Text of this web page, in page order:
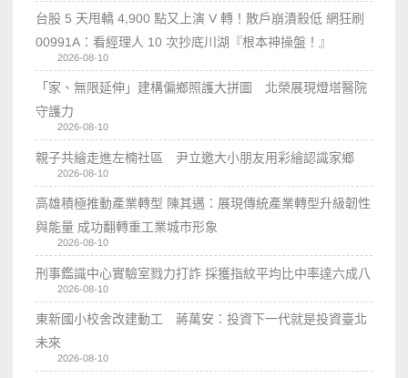
台股 5 天甩轎 4,900 點又上演 V 轉！散戶崩潰殺低 網狂刷
00991A：看經理人 10 次抄底川湖『根本神操盤！』
2026-08-10
「家、無限延伸」建構偏鄉照護大拼圖 北榮展現燈塔醫院
守護力
2026-08-10
親子共繪走進左楠社區 尹立邀大小朋友用彩繪認識家鄉
2026-08-10
高雄積極推動產業轉型 陳其邁：展現傳統產業轉型升級韌性
與能量 成功翻轉重工業城市形象
2026-08-10
刑事鑑識中心實驗室戮力打詐 採獲指紋平均比中率達六成八
2026-08-10
東新國小校舍改建動工 蔣萬安：投資下一代就是投資臺北
未來
2026-08-10